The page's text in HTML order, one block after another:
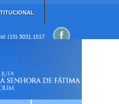
(15) 3031.1517